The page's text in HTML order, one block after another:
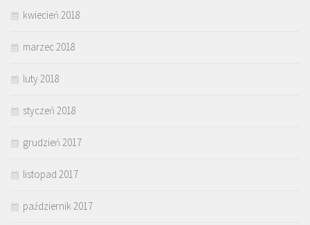
kwiecień 2018
marzec 2018
luty 2018
styczeń 2018
grudzień 2017
listopad 2017
październik 2017